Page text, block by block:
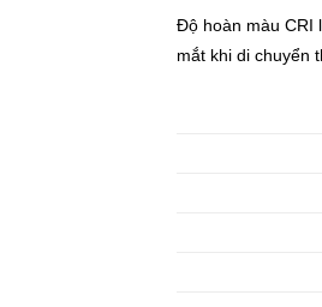
Độ hoàn màu CRI
mắt khi di chuyển